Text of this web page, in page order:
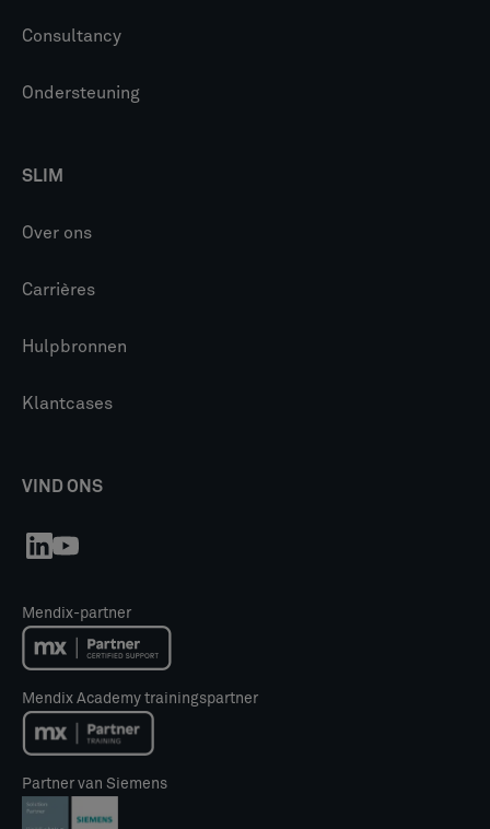
Consultancy
Ondersteuning
SLIM
Over ons
Carrières
Hulpbronnen
Klantcases
VIND ONS
Mendix-partner
Mendix Academy trainingspartner
Partner van Siemens